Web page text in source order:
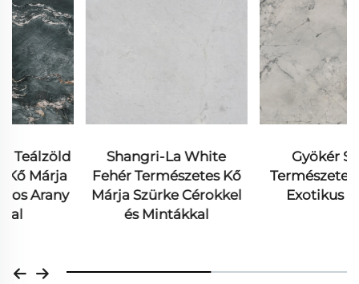
Shangri-La White
Fehér Természetes Kő
Márja Szürke Cérokkel
és Mintákkal
Gyökér Szürke
Természetes Kvartzit
Exotikus Kő Lap